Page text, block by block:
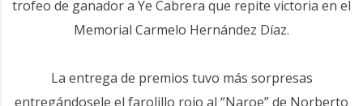
trofeo de ganador a Ye Cabrera que repite victoria en el
Memorial Carmelo Hernández Díaz.
La entrega de premios tuvo más sorpresas
entregándosele el farolillo rojo al “Naroe” de Norberto